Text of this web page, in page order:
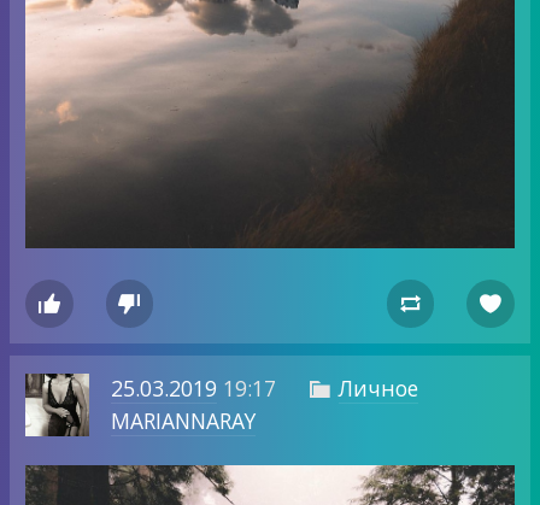
   
25.03.2019 19:17  Личное
MARIANNARAY